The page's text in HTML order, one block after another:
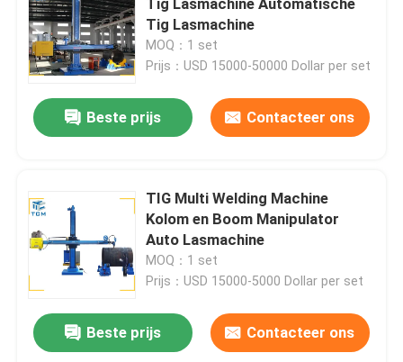
Tig Lasmachine
MOQ：1 set
Prijs：USD 15000-50000 Dollar per set
Beste prijs Contacteer ons
TIG Multi Welding Machine
Kolom en Boom Manipulator
Auto Lasmachine
MOQ：1 set
Prijs：USD 15000-5000 Dollar per set
Beste prijs Contacteer ons